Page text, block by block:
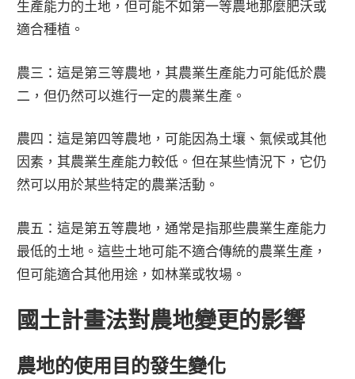
生產能力的土地，但可能不如第一等農地那麼肥沃或
適合種植。
農三：這是第三等農地，其農業生產能力可能低於農
二，但仍然可以進行一定的農業生產。
農四：這是第四等農地，可能因為土壤、氣候或其他
因素，其農業生產能力較低。但在某些情況下，它仍
然可以用於某些特定的農業活動。
農五：這是第五等農地，通常是指那些農業生產能力
最低的土地。這些土地可能不適合傳統的農業生產，
但可能適合其他用途，如林業或牧場。
國土計畫法對農地變更的影響
農地的使用目的發生變化